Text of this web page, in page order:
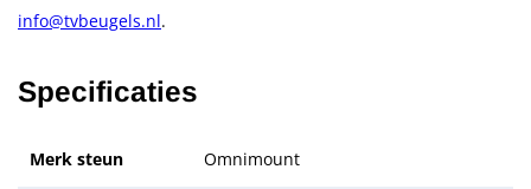
Specificaties
Merk steun Omnimount
info@tvbeugels.nl.